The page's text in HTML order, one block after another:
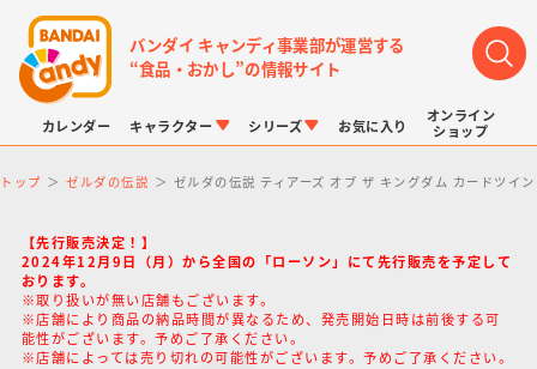
バンダイ キャンディ事業部が運営する
“食品・おかし”の情報サイト
カレンダー キャラクター
LINK TRAVELERS プリキュアシリーズ ドラゴンボール
シリーズ
チョコボックス チョコサプ ポケモンキッズ
お気に入り
オンライン
ショップ
トップ ゼルダの伝説 ゼルダの伝説 ティアーズ オブ ザ キングダム カードツイ
【先行販売決定！】
2024年12月9日（月）から全国の「ローソン」にて先行販売を予定して
おります。
※取り扱いが無い店舗もございます。
※店舗により商品の納品時間が異なるため、発売開始日時は前後する可
能性がございます。予めご了承ください。
※店舗によっては売り切れの可能性がございます。予めご了承ください。